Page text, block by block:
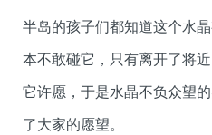
半岛的孩子们都知道这个水
本不敢碰它，只有离开了将
它许愿，于是水晶不负众望
了大家的愿望。